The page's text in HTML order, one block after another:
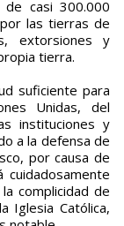
de casi 300.000
las tierras de
extorsiones y
tierra.
suficiente para
Unidas, del
instituciones y
a la defensa de
por causa de
complicidad de
Iglesia Católica,